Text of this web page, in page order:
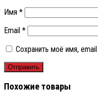
Имя *
Email *
Сохранить моё имя,
Похожие товары